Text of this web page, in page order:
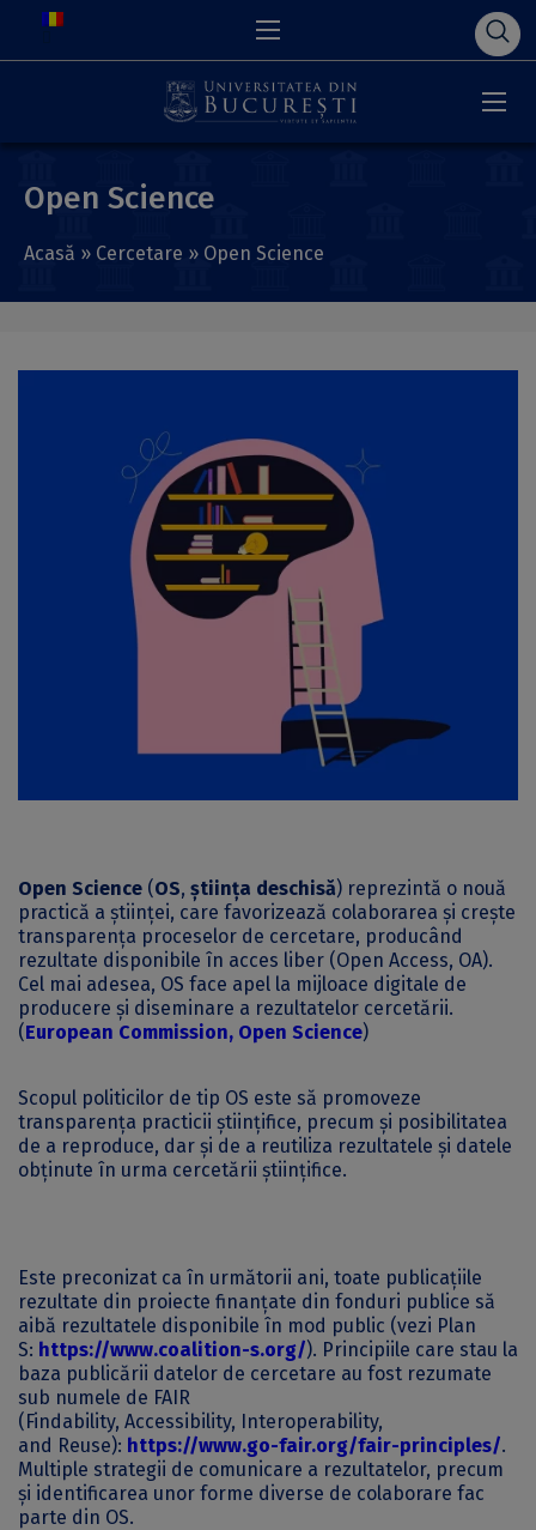
Open Science
Acasă » Cercetare » Open Science
Open Science (OS, știința deschisă) reprezintă o nouă
practică a științei, care favorizează colaborarea și crește
transparența proceselor de cercetare, producând
rezultate disponibile în acces liber (Open Access, OA).
Cel mai adesea, OS face apel la mijloace digitale de
producere și diseminare a rezultatelor cercetării.
(European Commission, Open Science)
Scopul politicilor de tip OS este să promoveze
transparența practicii științifice, precum și posibilitatea
de a reproduce, dar și de a reutiliza rezultatele și datele
obținute în urma cercetării științifice.
Este preconizat ca în următorii ani, toate publicațiile
rezultate din proiecte finanțate din fonduri publice să
aibă rezultatele disponibile în mod public (vezi Plan
S: https://www.coalition-s.org/). Principiile care stau la
baza publicării datelor de cercetare au fost rezumate
sub numele de FAIR
(Findability, Accessibility, Interoperability,
and Reuse): https://www.go-fair.org/fair-principles/.
Multiple strategii de comunicare a rezultatelor, precum
și identificarea unor forme diverse de colaborare fac
parte din OS.